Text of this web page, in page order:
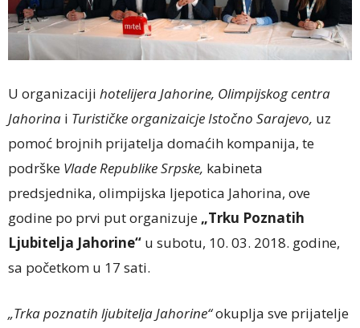
U organizaciji hotelijera Jahorine, Olimpijskog centra
Jahorina i Turističke organizaicje Istočno Sarajevo, uz
pomoć brojnih prijatelja domaćih kompanija, te
podrške Vlade Republike Srpske, kabineta
predsjednika, olimpijska ljepotica Jahorina, ove
godine po prvi put organizuje „Trku Poznatih
Ljubitelja Jahorine“ u subotu, 10. 03. 2018. godine,
sa početkom u 17 sati.
„Trka poznatih ljubitelja Jahorine“okuplja sve prijatelje